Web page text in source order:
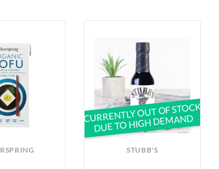
STUBB'S
CURRENTLY OUT OF STOCK
DUE TO HIGH DEMAND